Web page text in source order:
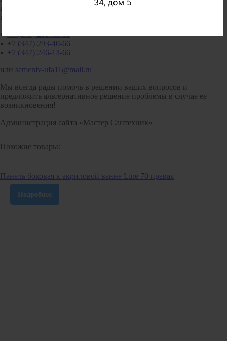
интересующую вас информацию уточняйте у менеджеров
по телефонам:
+7 (347) 293-40-65
+7 (347) 293-40-66
+7 (347) 246-13-66
или semeniv-ufa11@mail.ru
Мы всегда рады помочь в решении ваших вопросов и
предложить альтернативное решение проблемы в случае ее
возникновения!
Администрация сайта «Мастер Сантехник»
Похожие товары:
Панель боковая к акриловой ванне Line 70 правая
Подробнее
34, дом 5